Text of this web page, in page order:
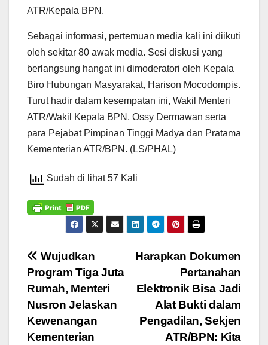
ATR/Kepala BPN.
Sebagai informasi, pertemuan media kali ini diikuti
oleh sekitar 80 awak media. Sesi diskusi yang
berlangsung hangat ini dimoderatori oleh Kepala
Biro Hubungan Masyarakat, Harison Mocodompis.
Turut hadir dalam kesempatan ini, Wakil Menteri
ATR/Wakil Kepala BPN, Ossy Dermawan serta
para Pejabat Pimpinan Tinggi Madya dan Pratama
Kementerian ATR/BPN. (LS/PHAL)
Sudah di lihat 57 Kali
Navigasi
pos
Harapkan Dokumen
Pertanahan
Elektronik Bisa Jadi
Alat Bukti dalam
Pengadilan, Sekjen
ATR/BPN: Kita
Wujudkan
Program Tiga Juta
Rumah, Menteri
Nusron Jelaskan
Kewenangan
Kementerian